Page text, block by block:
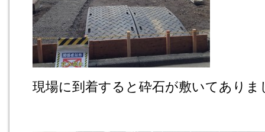
現場に到着すると砕石が敷いてありま